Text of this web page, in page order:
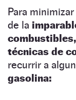
Para
de la
combustibles,
técnicas de
recurrir a
gasolina: